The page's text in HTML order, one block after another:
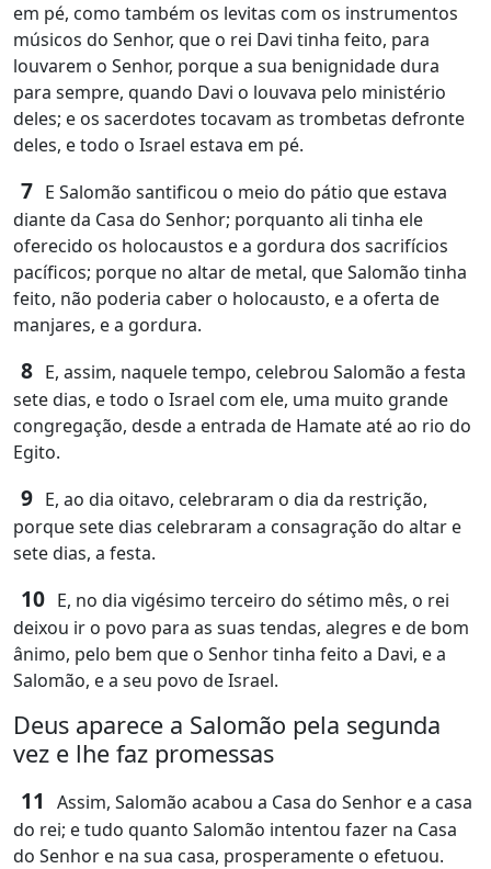
em pé, como também os levitas com os instrumentos
músicos do Senhor, que o rei Davi tinha feito, para
louvarem o Senhor, porque a sua benignidade dura
para sempre, quando Davi o louvava pelo ministério
deles; e os sacerdotes tocavam as trombetas defronte
deles, e todo o Israel estava em pé.
7 E Salomão santificou o meio do pátio que estava
diante da Casa do Senhor; porquanto ali tinha ele
oferecido os holocaustos e a gordura dos sacrifícios
pacíficos; porque no altar de metal, que Salomão tinha
feito, não poderia caber o holocausto, e a oferta de
manjares, e a gordura.
8 E, assim, naquele tempo, celebrou Salomão a festa
sete dias, e todo o Israel com ele, uma muito grande
congregação, desde a entrada de Hamate até ao rio do
Egito.
9 E, ao dia oitavo, celebraram o dia da restrição,
porque sete dias celebraram a consagração do altar e
sete dias, a festa.
10 E, no dia vigésimo terceiro do sétimo mês, o rei
deixou ir o povo para as suas tendas, alegres e de bom
ânimo, pelo bem que o Senhor tinha feito a Davi, e a
Salomão, e a seu povo de Israel.
Deus aparece a Salomão pela segunda
vez e lhe faz promessas
11
Assim, Salomão acabou a Casa do Senhor e a casa
do rei; e tudo quanto Salomão intentou fazer na Casa
do Senhor e na sua casa, prosperamente o efetuou.